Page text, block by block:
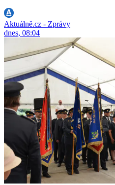
Aktuálně.cz - Zprávy
dnes, 08:04